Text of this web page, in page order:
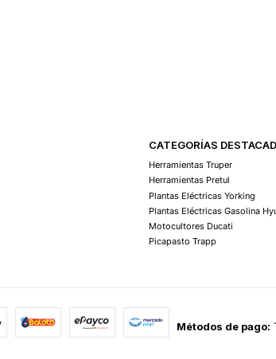
CATEGORÍAS
Herramientas Truper
Herramientas Pretul
Plantas Eléctricas Yorking
Plantas Eléctricas Gasolina
Motocultores Ducati
Picapasto Trapp
Métodos de pago: